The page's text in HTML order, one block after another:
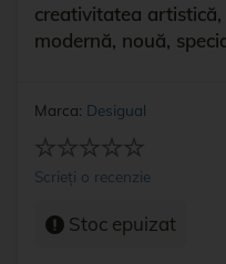
creativitatea
modernă, nouă,
Marca: Desigual
Scrieți o recenzie
Stoc epuizat